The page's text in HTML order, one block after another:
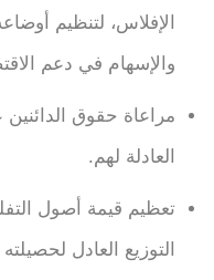
الإفلاس، لتنظيم
والإسهام في دعم
مراعاة حقوق
العادلة لهم.
تعظيم قيمة أصول
التوزيع العادل